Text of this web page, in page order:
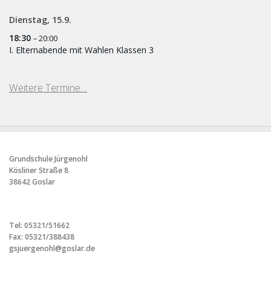
Dienstag, 15.9.
18:30 – 20:00
I. Elternabende mit Wahlen Klassen 3
Weitere Termine…
Grundschule Jürgenohl
Kösliner Straße 8
38642 Goslar
Tel: 05321/51662
Fax: 05321/388438
gsjuergenohl@goslar.de